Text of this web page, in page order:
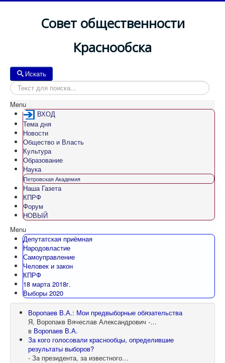
Совет общественности
Краснообска
Искать
Menu
ВХОД
Тема дня
Новости
Общество и Власть
Культура
Образование
Наука
Петровская Академия
Наша Газета
КПРФ
Форум
НОВЫЙ
Menu
Депутатская приёмная
Народовластие
Самоуправление
Человек и закон
КПРФ
18 марта 2018г.
Выборы 2020
Воропаев В.А.: Мои предвыборные обязательства
Я, Воропакв Вячеслав Александрович -…
в Воропаев В.А.
За кого голосовали краснообцы, определившие
результаты выборов?
- За президента, за известного…